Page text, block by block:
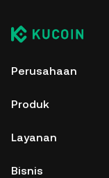
Perusahaan
Produk
Layanan
Bisnis